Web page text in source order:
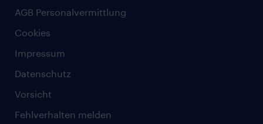
AGB Personalvermittlung
Cookies
Impressum
Datenschutz
Vorsicht
Fehlverhalten melden